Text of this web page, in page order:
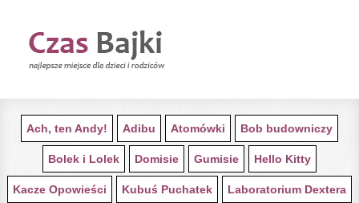
STRONA GŁÓWNA Z BAJKAMI
Ach, ten Andy! Adibu Atomówki Bob budowniczy
Bolek i Lolek Domisie Gumisie Hello Kitty
Kacze Opowieści Kubuś Puchatek Laboratorium Dextera